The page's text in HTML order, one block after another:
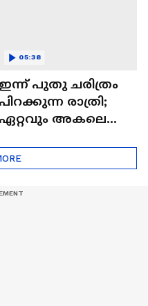
ഇന്ന് പുതു ചരിത്രം
പിറക്കുന്ന രാത്രി;
ഏറ്റവും അകലെ
05:38